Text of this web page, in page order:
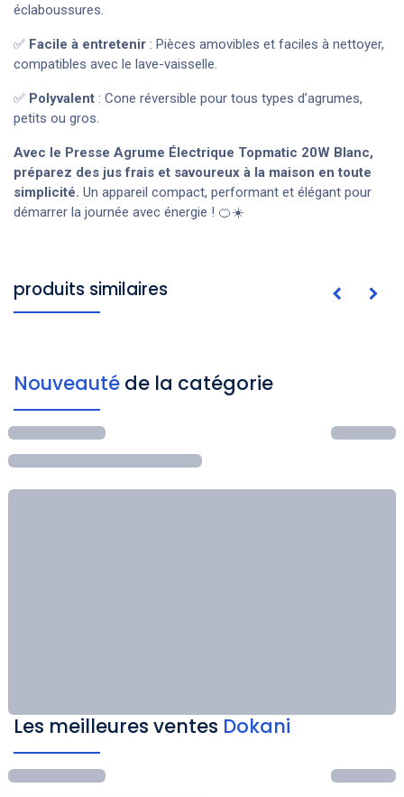
éclaboussures.
✅ Facile à entretenir : Pièces amovibles et faciles à nettoyer,
compatibles avec le lave-vaisselle.
✅ Polyvalent : Cone réversible pour tous types d’agrumes,
petits ou gros.
Avec le Presse Agrume Électrique Topmatic 20W Blanc,
préparez des jus frais et savoureux à la maison en toute
simplicité. Un appareil compact, performant et élégant pour
démarrer la journée avec énergie ! 🍊☀️
produits similaires
Nouveauté de la catégorie
Les meilleures ventes Dokani